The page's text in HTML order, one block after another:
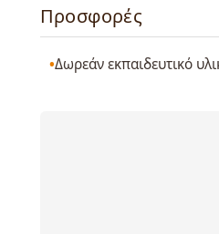
Προσφορές
Δωρεάν εκπαιδευτικό